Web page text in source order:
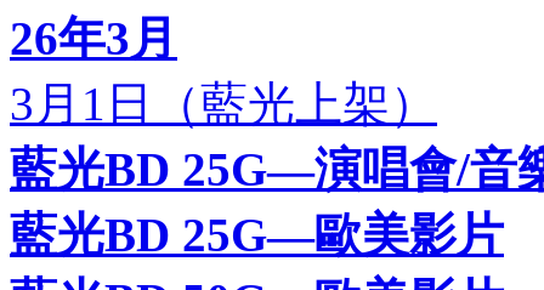
26年3月
3月1日（藍光上架）
藍光BD 25G—演唱會/音
藍光BD 25G—歐美影片